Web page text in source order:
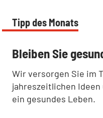
Tipp des Monats
:Bleiben Sie
Wir versorgen Sie im
jahreszeitlichen
ein gesundes Leben.